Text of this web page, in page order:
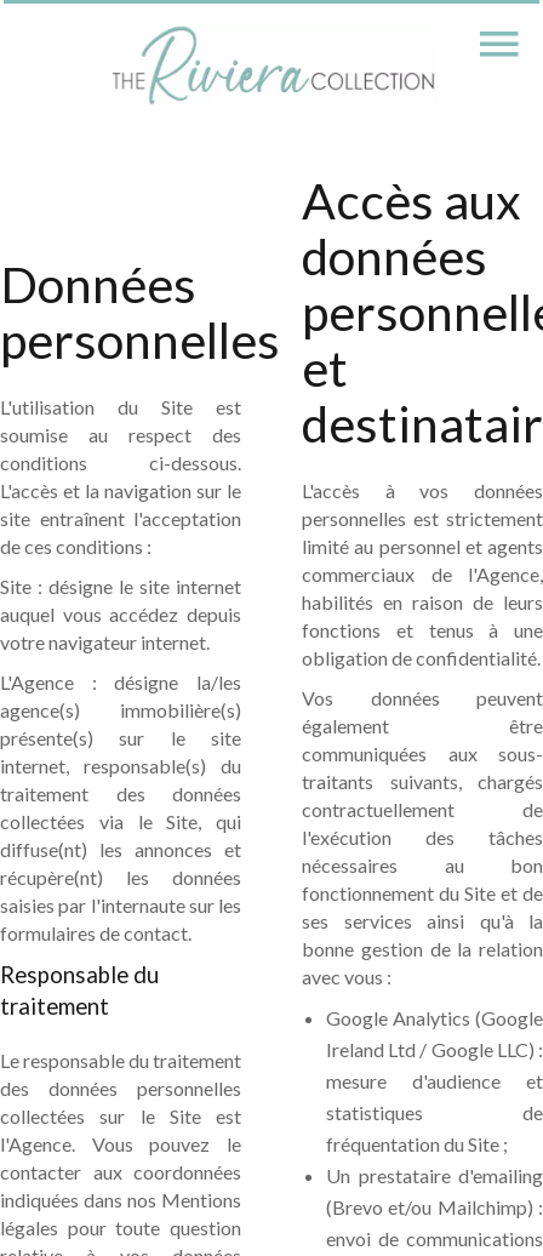
Données
personnelles
L'utilisation du Site est
soumise au respect des
conditions ci-dessous.
L'accès et la navigation sur le
site entraînent l'acceptation
de ces conditions :
Site : désigne le site internet
auquel vous accédez depuis
votre navigateur internet.
L'Agence : désigne la/les
agence(s) immobilière(s)
présente(s) sur le site
internet, responsable(s) du
traitement des données
collectées via le Site, qui
diffuse(nt) les annonces et
récupère(nt) les données
saisies par l'internaute sur les
formulaires de contact.
Responsable du
traitement
Le responsable du traitement
des données personnelles
collectées sur le Site est
l'Agence. Vous pouvez le
contacter aux coordonnées
indiquées dans nos Mentions
légales pour toute question
Accès aux
données
et
L'accès à vos données
personnelles est strictement
limité au personnel et agents
commerciaux de l'Agence,
habilités en raison de leurs
fonctions et tenus à une
obligation de confidentialité.
Vos données peuvent
également être
communiquées aux sous-
traitants suivants, chargés
contractuellement de
l'exécution des tâches
nécessaires au bon
fonctionnement du Site et de
ses services ainsi qu'à la
bonne gestion de la relation
avec vous :
Google Analytics (Google
Ireland Ltd / Google LLC) :
mesure d'audience et
statistiques de
fréquentation du Site ;
Un prestataire d'emailing
(Brevo et/ou Mailchimp) :
envoi de communications